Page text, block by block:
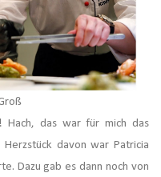
! Hach, das war für mich das
davon war Patricia
Dazu gab es dann noch von